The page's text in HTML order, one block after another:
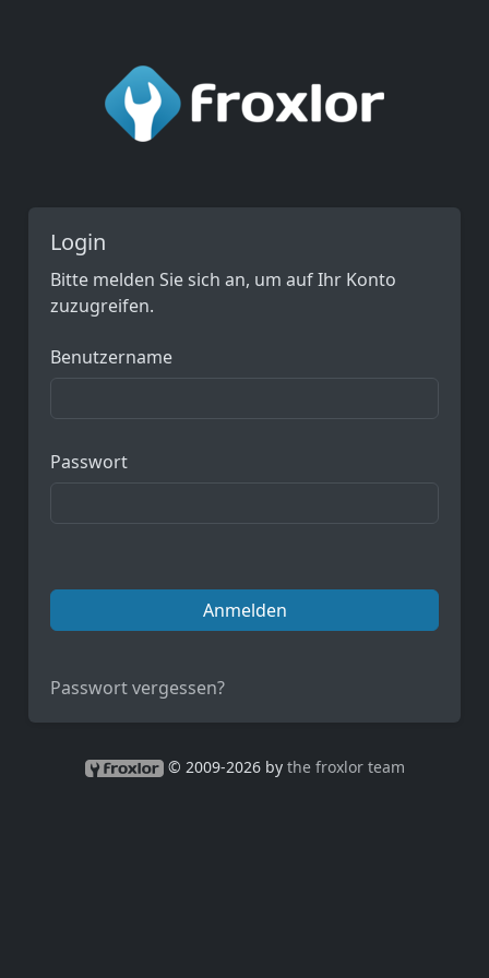
Login
Bitte melden Sie sich an, um auf Ihr Konto
zuzugreifen.
Benutzername
Passwort
Anmelden
Passwort vergessen?
© 2009-2026 by the froxlor team